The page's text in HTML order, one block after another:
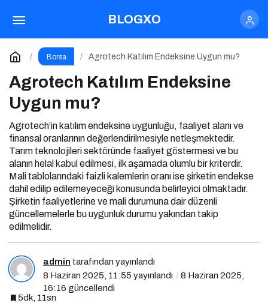
BLOGXO
Borsa Agrotech Katılım Endeksine Uygun mu?
Agrotech Katılım Endeksine
Uygun mu?
Agrotech’in katılım endeksine uygunluğu, faaliyet alanı ve
finansal oranlarının değerlendirilmesiyle netleşmektedir.
Tarım teknolojileri sektöründe faaliyet göstermesi ve bu
alanın helal kabul edilmesi, ilk aşamada olumlu bir kriterdir.
Mali tablolarındaki faizli kalemlerin oranı ise şirketin endekse
dahil edilip edilemeyeceği konusunda belirleyici olmaktadır.
Şirketin faaliyetlerine ve mali durumuna dair düzenli
güncellemelerle bu uygunluk durumu yakından takip
edilmelidir.
admin tarafından yayınlandı
8 Haziran 2025, 11:55 yayınlandı
8 Haziran 2025,
16:16 güncellendi
5dk, 11sn
Agrotech Katılım Endeksine Uygun mu?
Yorum Yap